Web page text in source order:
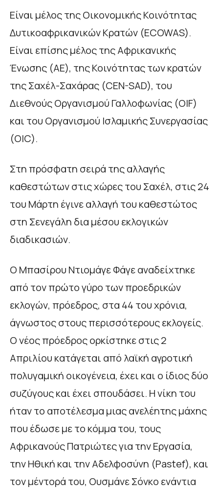
Είναι μέλος της Οικονομικής Κοινότητας
Δυτικοαφρικανικών Κρατών (ECOWAS).
Είναι επίσης μέλος της Αφρικανικής
Ένωσης (ΑΕ), της Κοινότητας των κρατών
της Σαχέλ-Σαχάρας (CEN-SAD), του
Διεθνούς Οργανισμού Γαλλοφωνίας (OIF)
και του Οργανισμού Ισλαμικής Συνεργασίας
(OIC).
Στη πρόσφατη σειρά της αλλαγής
καθεστώτων στις χώρες του Σαχέλ, στις 24
του Μάρτη έγινε αλλαγή του καθεστώτος
στη Σενεγάλη δια μέσου εκλογικών
διαδικασιών.
Ο Μπασίρου Ντιομάγε Φάγε αναδείχτηκε
από τον πρώτο γύρο των προεδρικών
εκλογών, πρόεδρος, στα 44 του χρόνια,
άγνωστος στους περισσότερους εκλογείς.
Ο νέος πρόεδρος ορκίστηκε στις 2
Απριλίου κατάγεται από λαϊκή αγροτική
πολυγαμική οικογένεια, έχει και ο ίδιος δύο
συζύγους και έχει σπουδάσει. Η νίκη του
ήταν το αποτέλεσμα μιας ανελέητης μάχης
που έδωσε με το κόμμα του, τους
Αφρικανούς Πατριώτες για την Εργασία,
την Ηθική και την Αδελφοσύνη (Pastef), και
τον μέντορά του, Ουσμάνε Σόνκο ενάντια